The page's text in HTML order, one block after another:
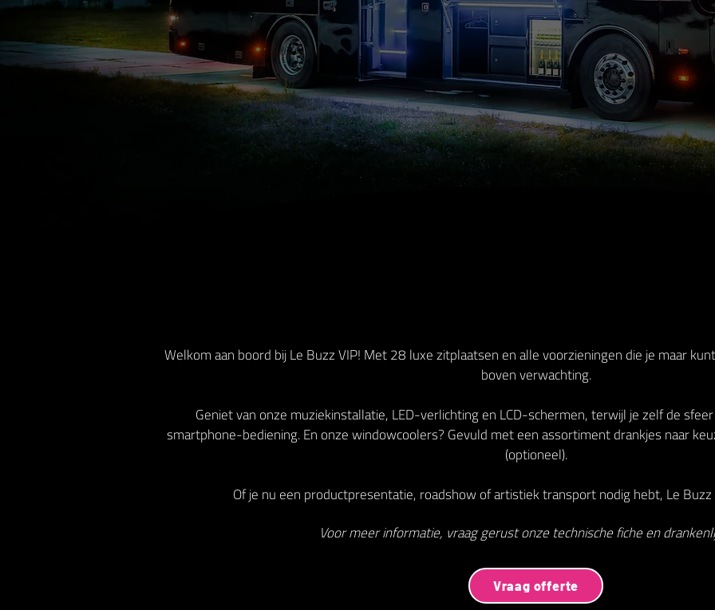
Welkom aan boord bij Le Buzz VIP! Met 28 luxe zitplaatsen en alle voorzieningen die je maar
boven verwachting.
Geniet van onze muziekinstallatie, LED-verlichting en LCD-schermen, terwijl je zelf de
smartphone-bediening. En onze windowcoolers? Gevuld met een assortiment drankjes naar
(optioneel).
Of je nu een productpresentatie, roadshow of artistiek transport nodig hebt, Le
Voor meer informatie, vraag gerust onze technische fiche en
Vraag offerte